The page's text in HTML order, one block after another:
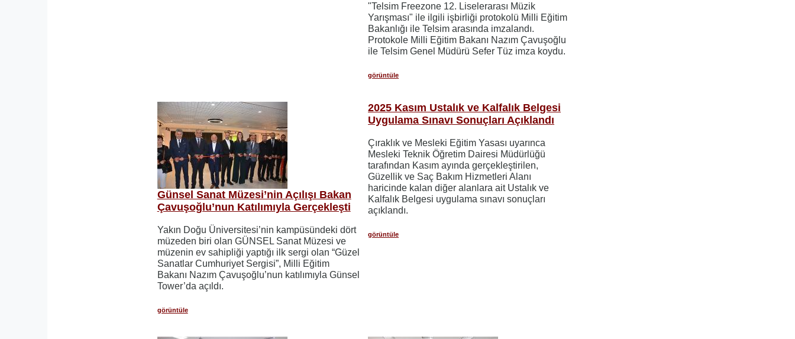
"Telsim Freezone 12. Liselerarası Müzik
Yarışması" ile ilgili işbirliği protokolü Milli Eğitim
Bakanlığı ile Telsim arasında imzalandı.
Protokole Milli Eğitim Bakanı Nazım Çavuşoğlu
ile Telsim Genel Müdürü Sefer Tüz imza koydu.
görüntüle
Günsel Sanat Müzesi’nin Açılışı Bakan
Çavuşoğlu’nun Katılımıyla Gerçekleşti
Yakın Doğu Üniversitesi’nin kampüsündeki dört
müzeden biri olan GÜNSEL Sanat Müzesi ve
müzenin ev sahipliği yaptığı ilk sergi olan “Güzel
Sanatlar Cumhuriyet Sergisi”, Milli Eğitim
Bakanı Nazım Çavuşoğlu’nun katılımıyla Günsel
Tower’da açıldı.
görüntüle
2025 Kasım Ustalık ve Kalfalık Belgesi
Uygulama Sınavı Sonuçları Açıklandı
Çıraklık ve Mesleki Eğitim Yasası uyarınca
Mesleki Teknik Öğretim Dairesi Müdürlüğü
tarafından Kasım ayında gerçekleştirilen,
Güzellik ve Saç Bakım Hizmetleri Alanı
haricinde kalan diğer alanlara ait Ustalık ve
Kalfalık Belgesi uygulama sınavı sonuçları
açıklandı.
görüntüle